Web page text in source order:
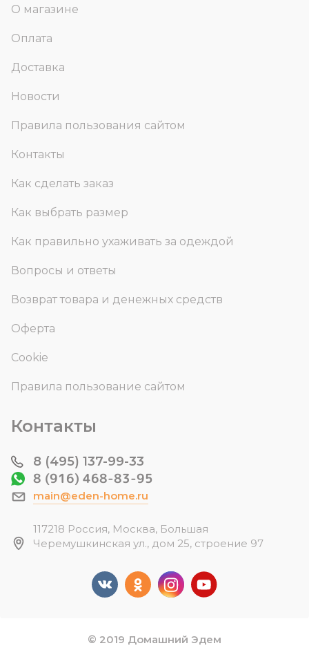
О магазине
Оплата
Доставка
Новости
Правила пользования сайтом
Контакты
Как сделать заказ
Как выбрать размер
Как правильно ухаживать за одеждой
Вопросы и ответы
Возврат товара и денежных средств
Оферта
Cookie
Правила пользование сайтом
Контакты
8 (495) 137-99-33
8 (916) 468-83-95
main@eden-home.ru
117218 Россия, Москва, Большая
Черемушкинская ул., дом 25, строение 97
© 2019 Домашний Эдем